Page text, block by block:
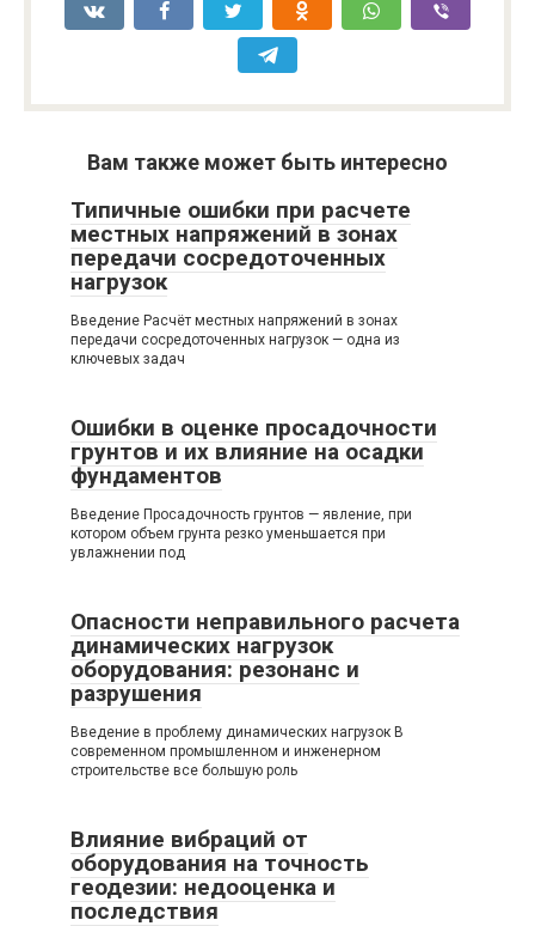
Вам также может быть интересно
Типичные ошибки при расчете
местных напряжений в зонах
передачи сосредоточенных
нагрузок
Введение Расчёт местных напряжений в зонах
передачи сосредоточенных нагрузок — одна из
ключевых задач
Ошибки в оценке просадочности
грунтов и их влияние на осадки
фундаментов
Введение Просадочность грунтов — явление, при
котором объем грунта резко уменьшается при
увлажнении под
Опасности неправильного расчета
динамических нагрузок
оборудования: резонанс и
разрушения
Введение в проблему динамических нагрузок В
современном промышленном и инженерном
строительстве все большую роль
Влияние вибраций от
оборудования на точность
геодезии: недооценка и
последствия